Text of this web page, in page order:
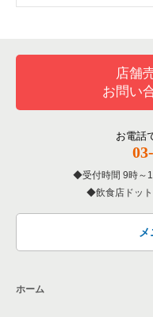
東京23区のそば・うどん
東京23区の寿司の居抜き
東京23区の鉄板焼き・お
東京23区のアジア料理
東京23区のカフェの居抜
東京23区のお弁当・惣菜
港区の中華の居抜き売却
港区のそば・うどんの居
港区の焼肉の居抜き売却
港区の鉄板焼き・お好み
港区のアジア料理の居抜
港区のテイクアウトの居
新橋駅のイタリア料理の
新橋駅の中華の居抜き売
新橋駅の寿司の居抜き売
新橋駅の焼肉の居抜き売
新橋駅のアジア料理の居
新橋駅のテイクアウトの
港区の1階の飲食店の居
新橋駅の1階の飲食店の
店舗
お問い
お電話
受付時間 9時～
飲食店ドッ
メ
ホーム